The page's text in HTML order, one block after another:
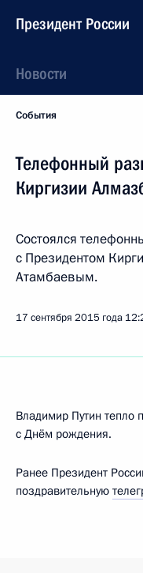
Президент России
Новости
События
Телефонный
Киргизии
Состоялся
с Президентом
Атамбаевым.
17 сентября 2015 года
Владимир Путин тепло
с Днём рождения.
Ранее Президент
поздравительную